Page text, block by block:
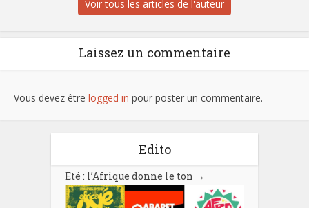
Voir tous les articles de l'auteur
Laissez un commentaire
Vous devez être logged in pour poster un commentaire.
Edito
Eté : l’Afrique donne le ton →